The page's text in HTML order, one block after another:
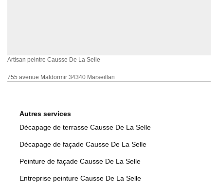
Artisan peintre Causse De La Selle
755 avenue Maldormir 34340 Marseillan
Autres services
Décapage de terrasse Causse De La Selle
Décapage de façade Causse De La Selle
Peinture de façade Causse De La Selle
Entreprise peinture Causse De La Selle